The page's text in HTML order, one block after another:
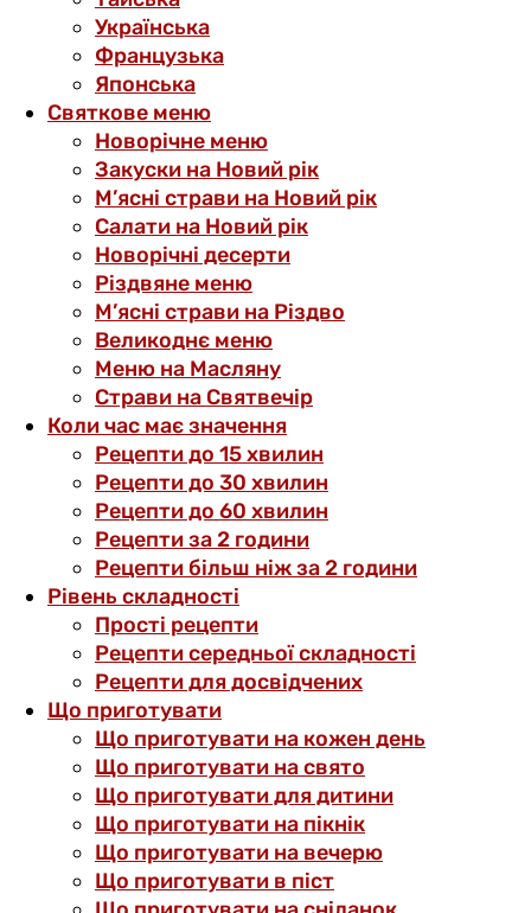
Українська
Французька
Японська
Святкове меню
Новорічне меню
Закуски на Новий рік
М’ясні страви на Новий рік
Салати на Новий рік
Новорічні десерти
Різдвяне меню
М’ясні страви на Різдво
Великоднє меню
Меню на Масляну
Страви на Святвечір
Коли час має значення
Рецепти до 15 хвилин
Рецепти до 30 хвилин
Рецепти до 60 хвилин
Рецепти за 2 години
Рецепти більш ніж за 2 години
Рівень складності
Прості рецепти
Рецепти середньої складності
Рецепти для досвідчених
Що приготувати
Що приготувати на кожен день
Що приготувати на свято
Що приготувати для дитини
Що приготувати на пікнік
Що приготувати на вечерю
Що приготувати в піст